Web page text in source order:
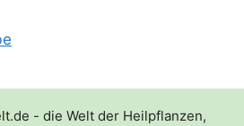
- die Welt der Heilpflanzen,